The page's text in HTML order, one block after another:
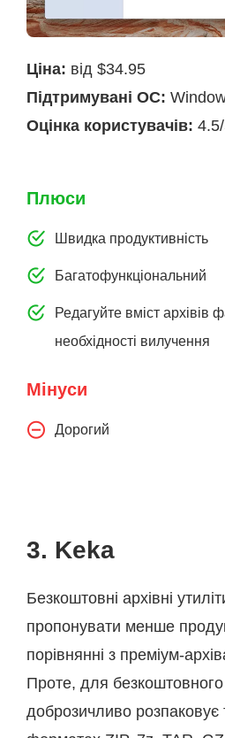
Ціна: від $34.95
Підтримувані ОС:
Оцінка користувачів:
Плюси
Швидка продуктивність
Багатофункціональний
Редагуйте вміст архівів
необхідності вилучення
Мінуси
Дорогий
3. Keka
Безкоштовні архівні
пропонувати менше
порівнянні з преміум-
Проте, для безкоштовного
доброзичливо розпаковує